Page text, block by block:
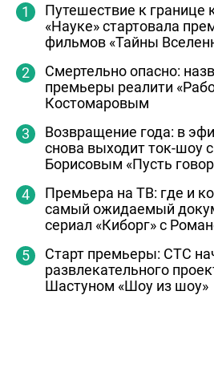
Путешествие к границе
«Науке» стартовала
фильмов «Тайны
Смертельно опасно:
премьеры реалити
Костомаровым
Возвращение года: в
снова выходит ток-шоу
Борисовым «Пусть
Премьера на ТВ: где и
самый ожидаемый
сериал «Киборг» с
Старт премьеры: СТС
развлекательного
Шастуном «Шоу из шоу»